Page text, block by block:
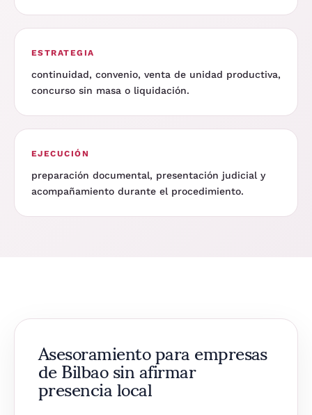
ESTRATEGIA
continuidad, convenio, venta de unidad productiva,
concurso sin masa o liquidación.
EJECUCIÓN
preparación documental, presentación judicial y
acompañamiento durante el procedimiento.
Asesoramiento para empresas
de Bilbao sin afirmar
presencia local